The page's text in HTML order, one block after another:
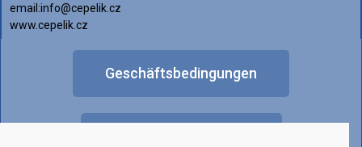
email:info@cepelik.cz
www.cepelik.cz
Geschäftsbedingungen